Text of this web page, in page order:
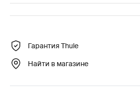
Гарантия Thule
Найти в магазине